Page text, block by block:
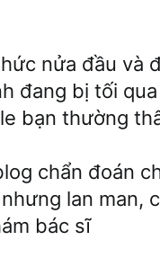
nửa đầu và
đang bị tối
bạn thường
chẩn đoán
lan man,
bác sĩ